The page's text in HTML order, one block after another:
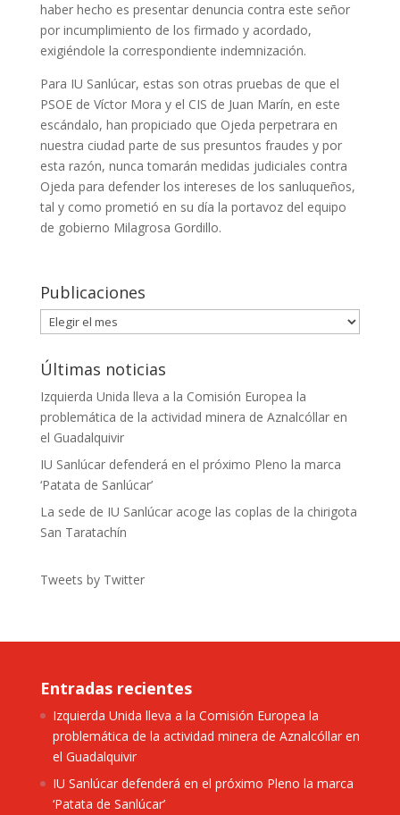
haber hecho es presentar denuncia contra este señor
por incumplimiento de los firmado y acordado,
exigiéndole la correspondiente indemnización.
Para IU Sanlúcar, estas son otras pruebas de que el
PSOE de Víctor Mora y el CIS de Juan Marín, en este
escándalo, han propiciado que Ojeda perpetrara en
nuestra ciudad parte de sus presuntos fraudes y por
esta razón, nunca tomarán medidas judiciales contra
Ojeda para defender los intereses de los sanluqueños,
tal y como prometió en su día la portavoz del equipo
de gobierno Milagrosa Gordillo.
Publicaciones
Publicaciones
Últimas noticias
Izquierda Unida lleva a la Comisión Europea la
problemática de la actividad minera de Aznalcóllar en
el Guadalquivir
IU Sanlúcar defenderá en el próximo Pleno la marca
‘Patata de Sanlúcar’
La sede de IU Sanlúcar acoge las coplas de la chirigota
San Taratachín
Tweets by Twitter
Entradas recientes
Izquierda Unida lleva a la Comisión Europea la
problemática de la actividad minera de Aznalcóllar en
el Guadalquivir
IU Sanlúcar defenderá en el próximo Pleno la marca
‘Patata de Sanlúcar’